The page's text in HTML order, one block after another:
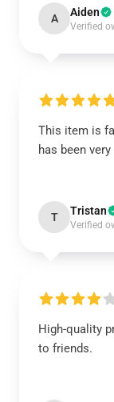
A Aiden
Verified
This item is
has been
T Tristan
Verified
High-quality
to friends.